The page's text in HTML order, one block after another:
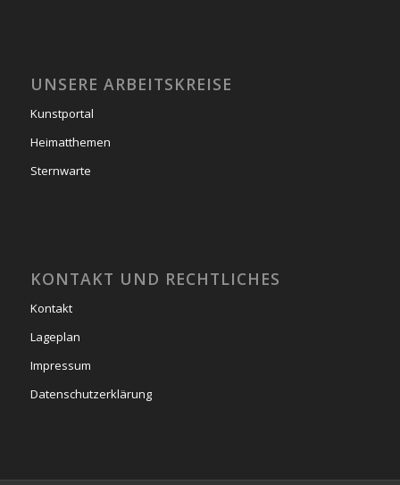
UNSERE ARBEITSKREISE
Kunstportal
Heimatthemen
Sternwarte
KONTAKT UND RECHTLICHES
Kontakt
Lageplan
Impressum
Datenschutzerklärung